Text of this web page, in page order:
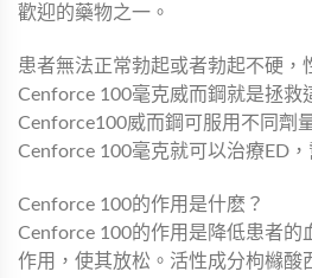
歡迎的藥物之一。
患者無法正常勃起或者勃起不硬，
Cenforce 100毫克威而鋼就是拯救
Cenforce100威而鋼可服用不同劑
Cenforce 100毫克就可以治療ED
Cenforce 100的作用是什麽？
Cenforce 100的作用是降低患者的
作用，使其放松。活性成分枸櫞酸